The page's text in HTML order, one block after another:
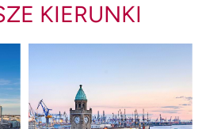
KIERUNKI